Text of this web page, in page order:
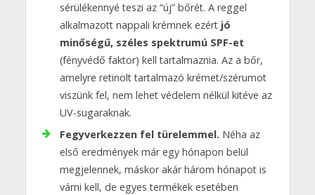
sérülékennyé teszi az “új” bőrét. A reggel
alkalmazott nappali krémnek ezért jó
minőségű, széles spektrumú SPF-et
(fényvédő faktor) kell tartalmaznia. Az a bőr,
amelyre retinolt tartalmazó krémet/szérumot
viszünk fel, nem lehet védelem nélkül kitéve az
UV-sugaraknak.
Fegyverkezzen fel türelemmel. Néha az
első eredmények már egy hónapon belül
megjelennek, máskor akár három hónapot is
várni kell, de egyes termékek esetében